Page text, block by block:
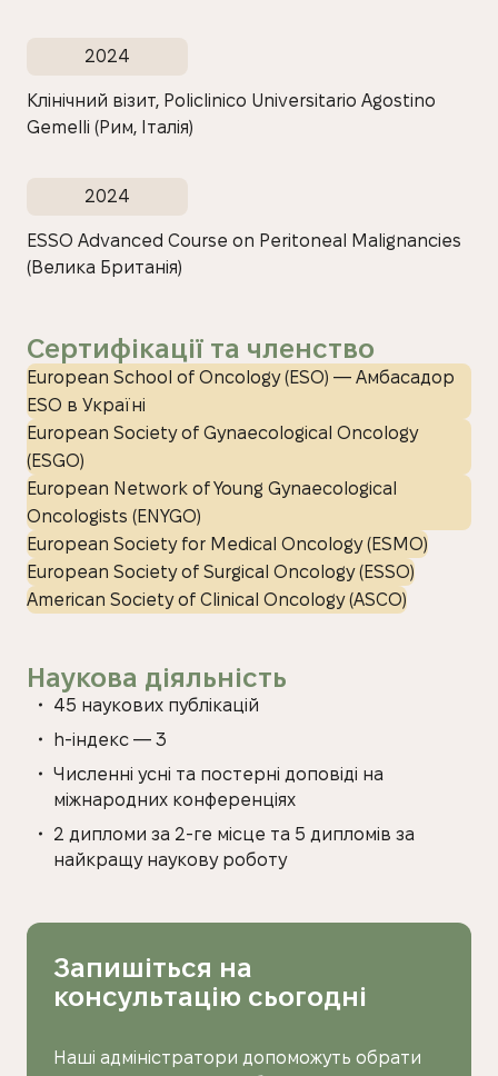
2024
Клінічний візит, Policlinico Universitario Agostino
Gemelli (Рим, Італія)
2024
ESSO Advanced Course on Peritoneal Malignancies
(Велика Британія)
Сертифікації та членство
European School of Oncology (ESO) — Амбасадор
ESO в Україні
European Society of Gynaecological Oncology
(ESGO)
European Network of Young Gynaecological
Oncologists (ENYGO)
European Society for Medical Oncology (ESMO)
European Society of Surgical Oncology (ESSO)
American Society of Clinical Oncology (ASCO)
Наукова діяльність
45 наукових публікацій
h-індекс — 3
Численні усні та постерні доповіді на
міжнародних конференціях
2 дипломи за 2-ге місце та 5 дипломів за
найкращу наукову роботу
Запишіться на
консультацію сьогодні
Наші адміністратори допоможуть обрати